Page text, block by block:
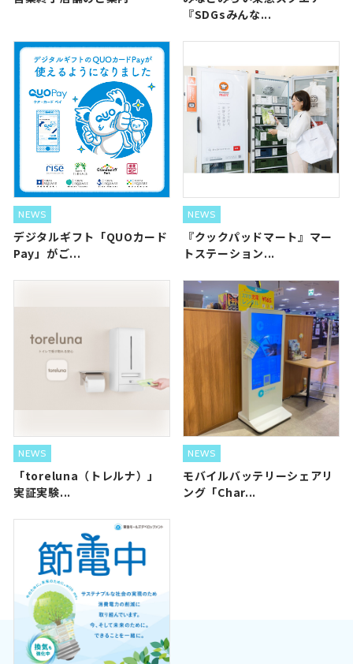
『SDGsみんな...
NEWS
デジタルギフト「QUOカード
Pay」がご...
NEWS
『クックパッドマート』マー
トステーション...
NEWS
「toreluna（トレルナ）」
実証実験...
NEWS
モバイルバッテリーシェアリ
ング「Char...